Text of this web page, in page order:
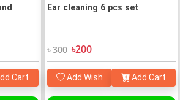
Cart
Ear cleaning 6 pcs set
৳ 300 ৳200
Add Wish Add Cart